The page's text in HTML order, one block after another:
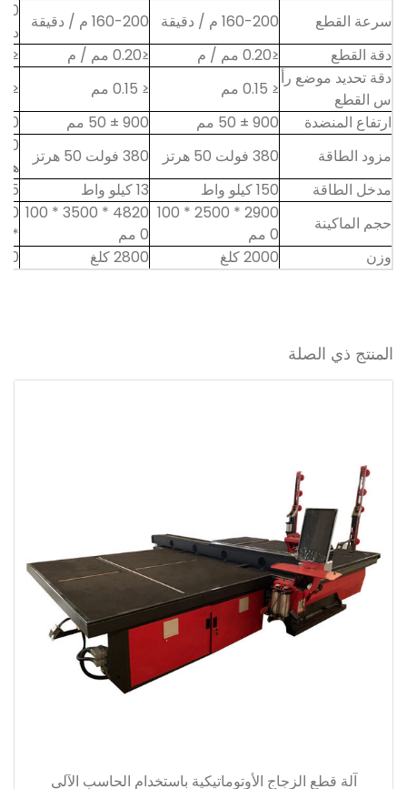
سرعة القطع
160-200 م / دقيقة 160-200 م / دقيقة
دقة القطع
≤0.20 مم / م ≤0.20 مم / م
≤0.20 مم / م
دقة تحديد موضع رأ
س القطع
≤ 0.15 مم ≤ 0.15 مم
≤ 0.15 مم
ارتفاع المنضدة
900 ± 50 مم 900 ± 50 مم
900 ±
مزود الطاقة
380 فولت 50 هرتز 380 فولت 50 هرتز
مدخل الطاقة
150 كيلو واط 13 كيلو واط
15 كيلو واط
حجم الماكينة
2900 * 2500 * 100
0 مم
4820 * 3500 * 100
0 مم
* 1000 مم
وزن
2000 كلغ 2800 كلغ
المنتج ذي الصلة
آلة قطع الزجاج الأوتوماتيكية باستخدام الحاسب الآلي